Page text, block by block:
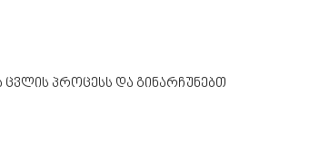
პროცესს და გინარჩუნებთ